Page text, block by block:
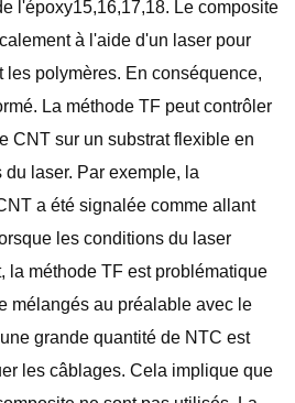
l'époxy15,16,17,18. Le composite
à l'aide d'un laser pour
les polymères. En conséquence,
La méthode TF peut contrôler
CNT sur un substrat flexible en
laser. Par exemple, la
a été signalée comme allant
les conditions du laser
la méthode TF est problématique
mélangés au préalable avec le
grande quantité de NTC est
les câblages. Cela implique que